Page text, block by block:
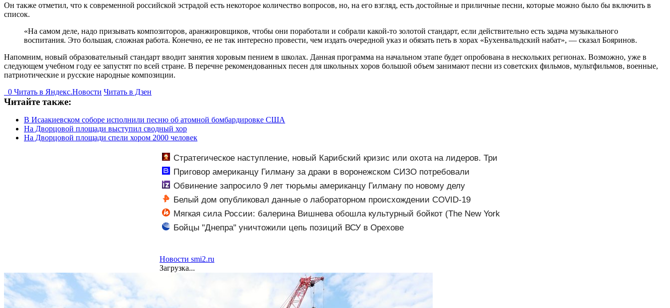
Он также отметил, что к современной российской эстрадой есть некоторое количество вопросов, но, на его взгляд, есть достойные и приличные песни, которые можно было бы включить в
список.
«На самом деле, надо призывать композиторов, аранжировщиков, чтобы они поработали и собрали какой-то золотой стандарт, если действительно есть задача музыкального
воспитания. Это большая, сложная работа. Конечно, ее не так интересно провести, чем издать очередной указ и обязать петь в хорах «Бухенвальдский набат», — сказал Бояринов.
Напомним, новый образовательный стандарт вводит занятия хоровым пением в школах. Данная программа на начальном этапе будет опробована в нескольких регионах. Возможно, уже в
следующем учебном году ее запустят по всей стране. В перечне рекомендованных песен для школьных хоров большой объем занимают песни из советских фильмов, мультфильмов, военные,
патриотические и русские народные композиции.
0 Читать в Яндекс.Новости Читать в Дзен
Читайте также:
В Исаакиевском соборе исполнили песню об атомной бомбардировке США
На Дворцовой площади выступил сводный хор
На Дворцовой площади спели хором 2000 человек
Стратегическое наступление, новый Карибский кризис или охота на лидеров. Три
пути против терактов
Приговор американцу Гилману за драки в воронежском СИЗО потребовали
ужесточить - Новости на Вести.ru
Обвинение запросило 9 лет тюрьмы американцу Гилману по новому делу
Белый дом опубликовал данные о лабораторном происхождении COVID-19
Мягкая сила России: балерина Вишнева обошла культурный бойкот (The New York
Times, США)
Бойцы "Днепра" уничтожили цепь позиций ВСУ в Орехове
Новости smi2.ru
Загрузка...